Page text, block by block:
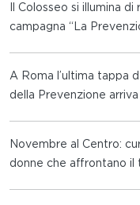
Il Colosseo si illumina
campagna “La
A Roma l’ultima tappa
della Prevenzione
Novembre al Centro:
donne che affrontano il